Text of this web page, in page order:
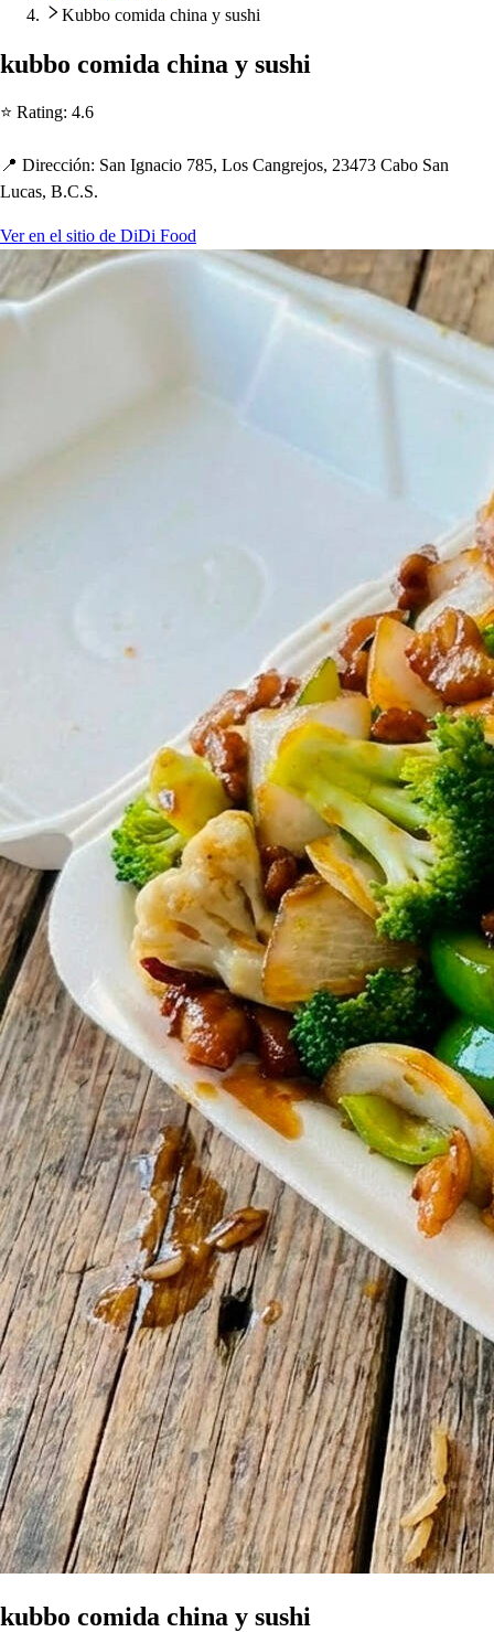
Kubbo comida china y sushi
kubbo comida china y sushi
⭐ Rating: 4.6
📍 Dirección: San Ignacio 785, Los Cangrejos, 23473 Cabo San
Lucas, B.C.S.
Ver en el sitio de DiDi Food
kubbo comida china y sushi